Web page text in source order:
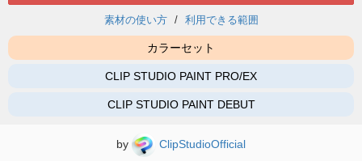
素材の使い方 利用できる範囲
カラーセット
CLIP STUDIO PAINT PRO/EX
CLIP STUDIO PAINT DEBUT
by ClipStudioOfficial